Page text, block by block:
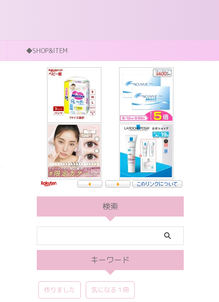
◆SHOP&ITEM
検索
キーワード
作りました 気になる１冊